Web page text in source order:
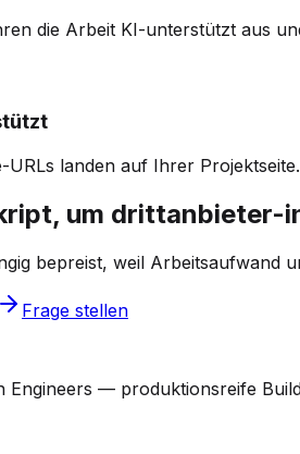
die Arbeit KI-unterstützt aus
URLs landen auf Ihrer
um
bepreist, weil Arbeitsaufwand
Frage stellen
— produktionsreife